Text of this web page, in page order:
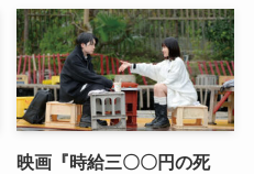
映画『時給三〇〇円の死